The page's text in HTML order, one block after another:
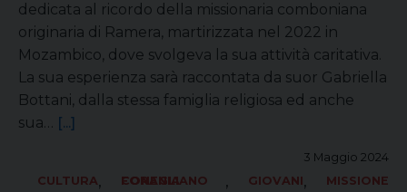
dedicata al ricordo della missionaria comboniana
originaria di Ramera, martirizzata nel 2022 in
Mozambico, dove svolgeva la sua attività caritativa.
La sua esperienza sarà raccontata da suor Gabriella
Bottani, dalla stessa famiglia religiosa ed anche
sua… [...]
3 Maggio 2024
CULTURA, FORANIA CONEGLIANO , GIOVANI,
MISSIONE